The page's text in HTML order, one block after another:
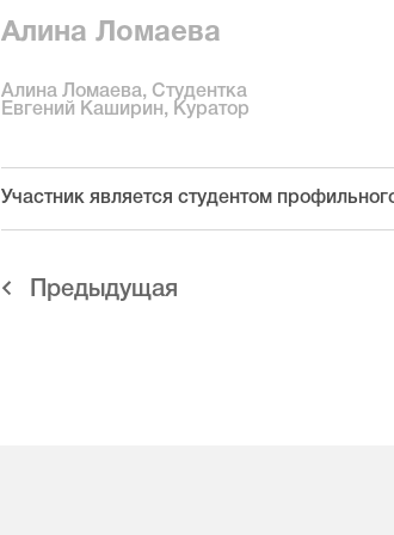
Алина Ломаева
Алина Ломаева, Студентка
Евгений Каширин, Куратор
Участник является студентом
Предыдущая